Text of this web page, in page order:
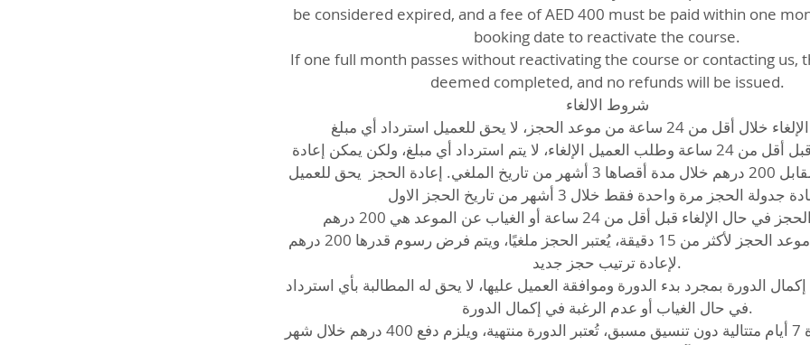
be considered expired, and a fee of AED 400 must be paid within one
booking date to reactivate the course.
If one full month passes without reactivating the course or contacting us,
deemed completed, and no refunds will be issued.
شروط الالغاء
في حال تم الإلغاء خلال أقل من 24 ساعة من موعد الحجز، لا يحق للعميل استرداد أي مبلغ.
في حال تم الحجز قبل أقل من 24 ساعة وطلب العميل الإلغاء، لا يتم استرداد أي مبلغ، ولكن يمكن إعادة
تحديد موعد جديد مقابل 200 درهم خلال مدة أقصاها 3 أشهر من تاريخ الملغي. إعادة الحجز يحق للعميل
إعادة جدولة الحجز مرة واحدة فقط خلال 3 أشهر من تاريخ الحجز الاول.
تكلفة إعادة الحجز في حال الإلغاء قبل أقل من 24 ساعة أو الغياب عن الموعد هي 200 درهم.
في حال التأخر عن موعد الحجز لأكثر من 15 دقيقة، يُعتبر الحجز ملغيًا، ويتم فرض رسوم قدرها 200 درهم
لإعادة ترتيب حجز جديد.
الدورة بمجرد بدء الدورة وموافقة العميل عليها، لا يحق له المطالبة بأي استرداد
في حال الغياب أو عدم الرغبة في إكمال الدورة.
في حال الغياب لمدة 7 أيام متتالية دون تنسيق مسبق، تُعتبر الدورة منتهية، ويلزم دفع 400 درهم خلال شهر